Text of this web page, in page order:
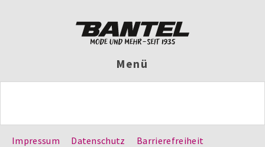
Menü
Impressum Datenschutz
Barrierefreiheit